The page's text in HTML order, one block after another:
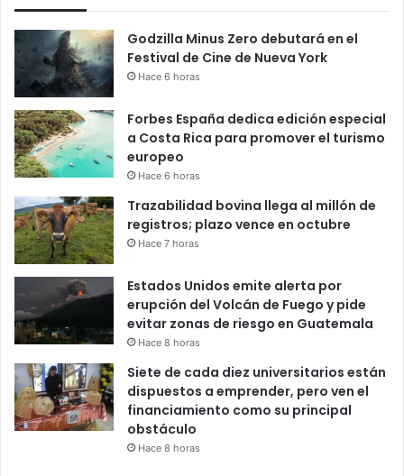
Godzilla Minus Zero debutará en el
Festival de Cine de Nueva York
Hace 6 horas
Forbes España dedica edición especial
a Costa Rica para promover el turismo
europeo
Hace 6 horas
Trazabilidad bovina llega al millón de
registros; plazo vence en octubre
Hace 7 horas
Estados Unidos emite alerta por
erupción del Volcán de Fuego y pide
evitar zonas de riesgo en Guatemala
Hace 8 horas
Siete de cada diez universitarios están
dispuestos a emprender, pero ven el
financiamiento como su principal
obstáculo
Hace 8 horas